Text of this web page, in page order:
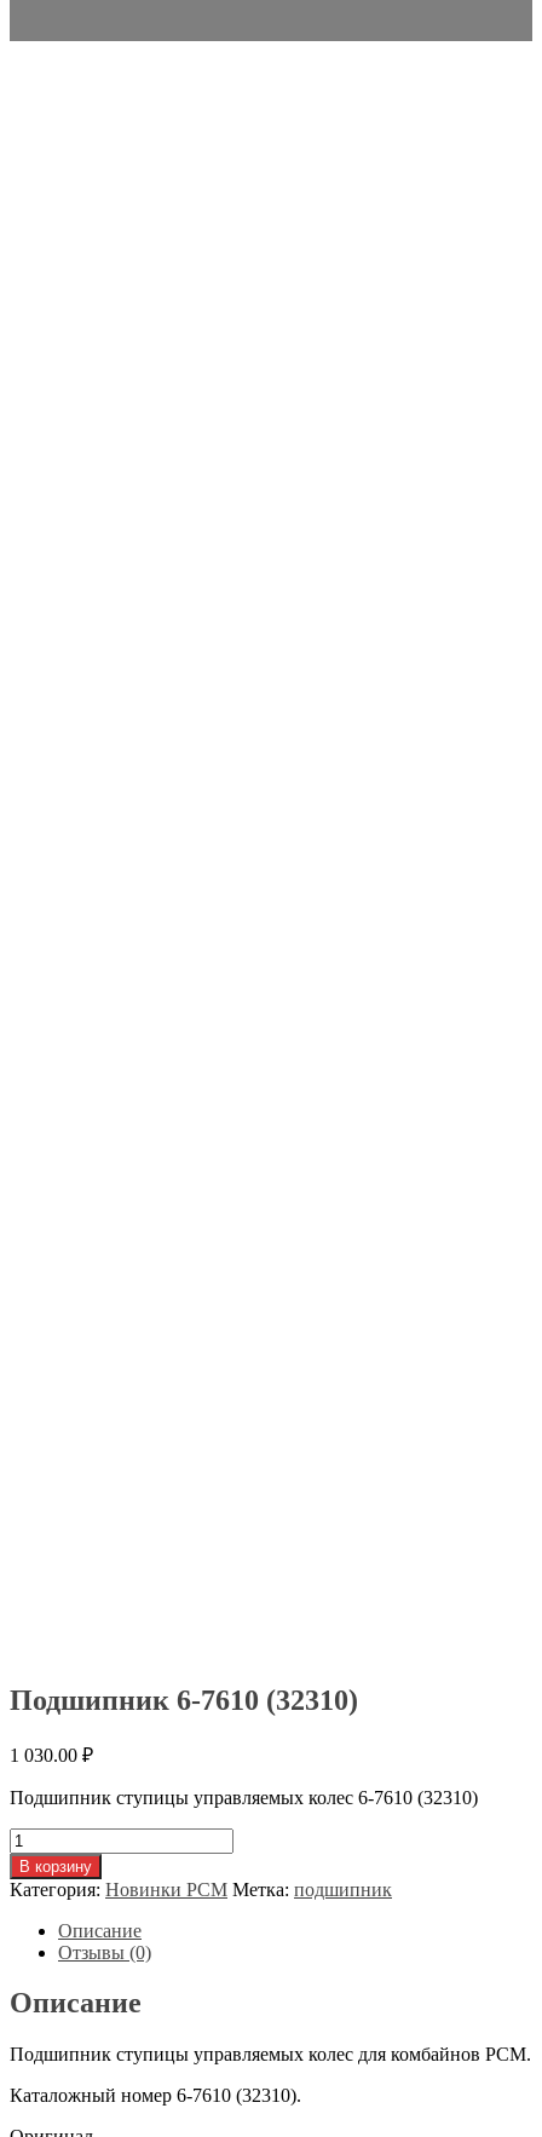
Подшипник 6-7610 (32310)
1 030.00 ₽
Подшипник ступицы управляемых колес 6-7610 (32310)
Количество
товара
Подшипник
6-
7610
(32310)
В корзину
Категория: Новинки РСМ Метка: подшипник
Описание
Отзывы (0)
Описание
Подшипник ступицы управляемых колес для комбайнов РСМ.
Каталожный номер 6-7610 (32310).